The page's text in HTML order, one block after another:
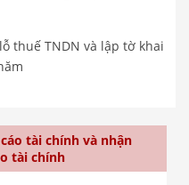
thuế TNDN và lập tờ khai
tài chính và nhận
tài chính